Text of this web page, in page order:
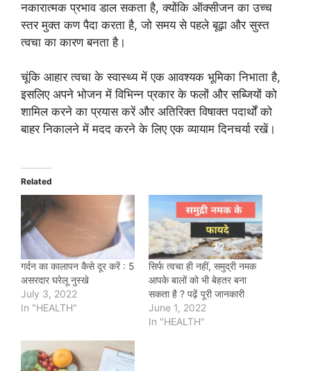
नकारात्मक प्रभाव डाल सकता है, क्योंकि ऑक्सीजन का उच्च
स्तर मुक्त कण पैदा करता है, जो समय से पहले बूढ़ा और सुस्त
त्वचा का कारण बनता है।
चूंकि आहार त्वचा के स्वास्थ्य में एक आवश्यक भूमिका निभाता है,
इसलिए अपने भोजन में विभिन्न प्रकार के फलों और सब्जियों को
शामिल करने का प्रयास करें और अतिरिक्त विषाक्त पदार्थों को
बाहर निकालने में मदद करने के लिए एक व्यायाम दिनचर्या रखें।
Related
गर्दन का कालापन कैसे दूर करें : 5
असरदार घरेलू नुस्खे
July 3, 2022
In "HEALTH"
सिर्फ त्वचा ही नहीं, समुद्री नमक
आपके बालों को भी बेहतर बना
सकता है ? पढ़ें पूरी जानकारी
June 1, 2022
In "HEALTH"